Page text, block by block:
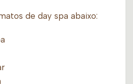
de day spa abaixo: